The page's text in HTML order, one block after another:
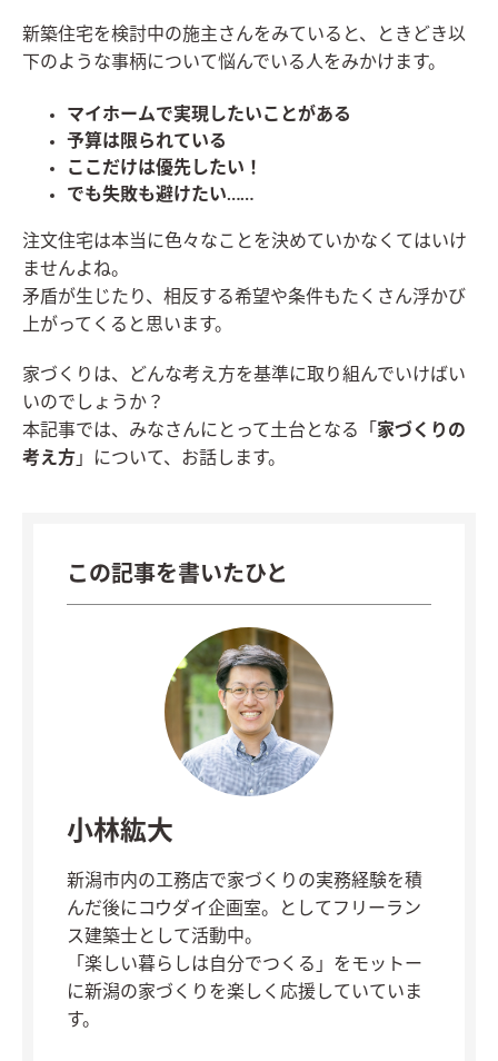
新築住宅を検討中の施主さんをみていると、ときどき以
下のような事柄について悩んでいる人をみかけます。
マイホームで実現したいことがある
予算は限られている
ここだけは優先したい！
でも失敗も避けたい……
注文住宅は本当に色々なことを決めていかなくてはいけ
ませんよね。
矛盾が生じたり、相反する希望や条件もたくさん浮かび
上がってくると思います。
家づくりは、どんな考え方を基準に取り組んでいけばい
いのでしょうか？
本記事では、みなさんにとって土台となる「 家づくりの
考え方 」について、お話します。
この記事を書いたひと
小林紘大
新潟市内の工務店で家づくりの実務経験を積
んだ後にコウダイ企画室。としてフリーラン
ス建築士として活動中。
「楽しい暮らしは自分でつくる」をモットー
に新潟の家づくりを楽しく応援していていま
す。